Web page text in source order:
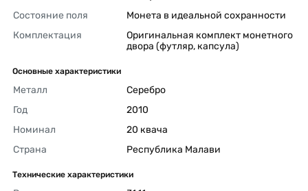
Состояние поля
Монета в идеальной сохранности
Комплектация
Оригинальная комплект монетного
двора (футляр, капсула)
Основные характеристики
Металл
Серебро
Год
2010
Номинал
20 квача
Страна
Республика Малави
Технические характеристики